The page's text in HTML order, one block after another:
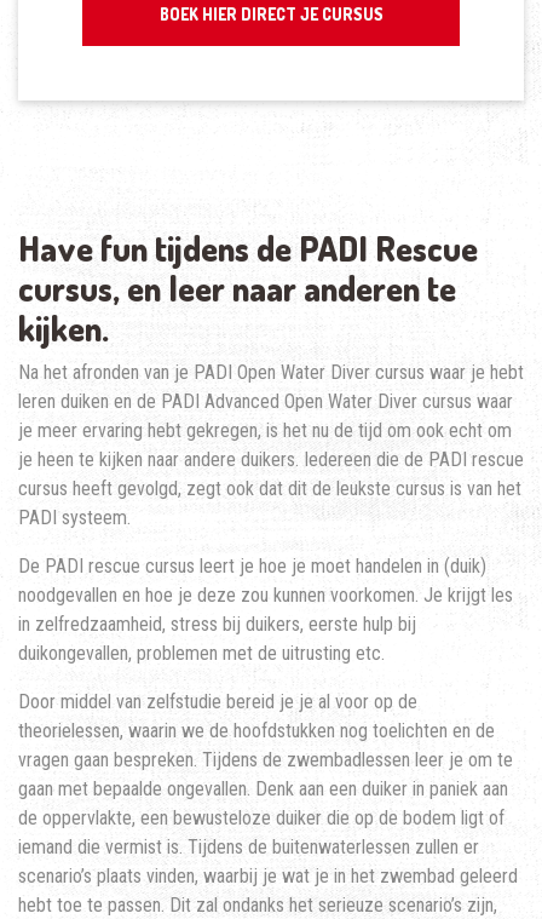
BOEK HIER DIRECT JE CURSUS
Have fun tijdens de PADI Rescue
cursus, en leer naar anderen te
kijken.
Na het afronden van je PADI Open Water Diver cursus waar je hebt
leren duiken en de PADI Advanced Open Water Diver cursus waar
je meer ervaring hebt gekregen, is het nu de tijd om ook echt om
je heen te kijken naar andere duikers. Iedereen die de PADI rescue
cursus heeft gevolgd, zegt ook dat dit de leukste cursus is van het
PADI systeem.
De PADI rescue cursus leert je hoe je moet handelen in (duik)
noodgevallen en hoe je deze zou kunnen voorkomen. Je krijgt les
in zelfredzaamheid, stress bij duikers, eerste hulp bij
duikongevallen, problemen met de uitrusting etc.
Door middel van zelfstudie bereid je je al voor op de
theorielessen, waarin we de hoofdstukken nog toelichten en de
vragen gaan bespreken. Tijdens de zwembadlessen leer je om te
gaan met bepaalde ongevallen. Denk aan een duiker in paniek aan
de oppervlakte, een bewusteloze duiker die op de bodem ligt of
iemand die vermist is. Tijdens de buitenwaterlessen zullen er
scenario’s plaats vinden, waarbij je wat je in het zwembad geleerd
hebt toe te passen. Dit zal ondanks het serieuze scenario’s zijn,